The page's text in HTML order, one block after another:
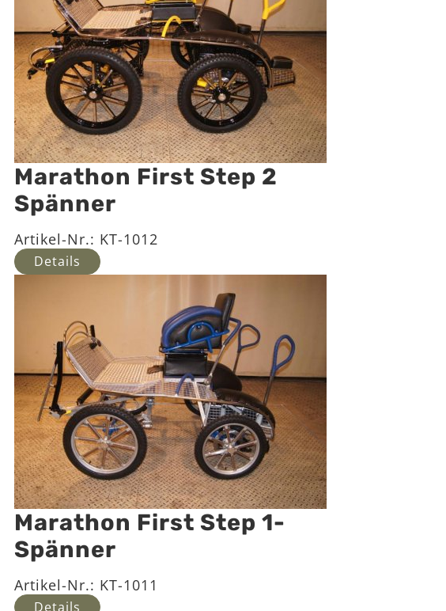
Marathon First Step 2
Spänner
Artikel-Nr.: KT-1012
Details
Marathon First Step 1-
Spänner
Artikel-Nr.: KT-1011
Details